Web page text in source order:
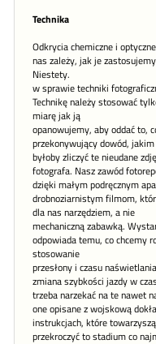
Technika
Odkrycia chemiczne i
nas zależy, jak je
Niestety.
w sprawie techniki
Technikę należy stosować
miarę jak ją
opanowujemy, aby oddać to,
przekonywujący dowód,
byłoby zliczyć te nieudane
fotografa. Nasz zawód
dzięki małym podręcznym
drobnoziarnistym filmom,
dla nas narzędziem, a nie
mechaniczną zabawką.
odpowiada temu, co chcemy
stosowanie
przesłony i czasu
zmiana szybkości jazdy w
trzeba narzekać na te nawet
one opisane z wojskową
instrukcjach, które
przekroczyć to stadium co